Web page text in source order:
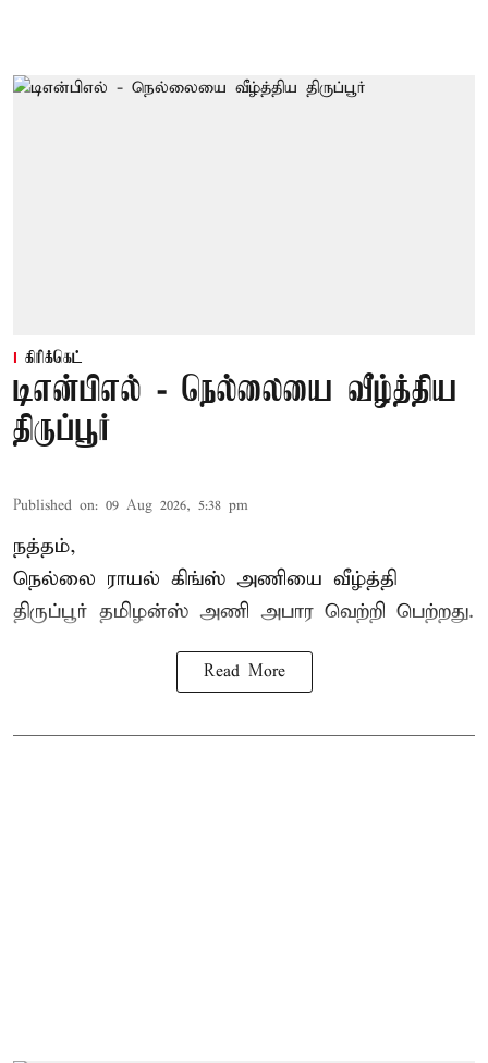
கிரிக்கெட்
டிஎன்பிஎல் - நெல்லையை வீழ்த்திய
திருப்பூர்
Published on: 09 Aug 2026, 5:38 pm
நத்தம்,
நெல்லை ராயல் கிங்ஸ் அணியை வீழ்த்தி
திருப்பூர் தமிழன்ஸ் அணி அபார வெற்றி பெற்றது.
Read More